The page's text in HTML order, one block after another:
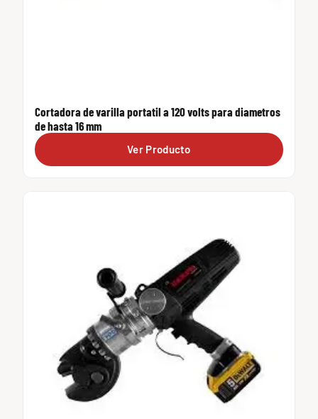
Cortadora de varilla portatil a 120 volts para diametros
de hasta 16 mm
Ver Producto